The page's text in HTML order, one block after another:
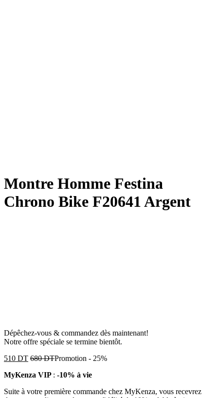
Montre Homme Festina
Chrono Bike F20641 Argent
Dépêchez-vous & commandez dès maintenant!
Notre offre spéciale se termine bientôt.
510 DT 680DTPromotion - 25%
MyKenza VIP : -10% à vie
Suite à votre première commande chez MyKenza, vous recevrez